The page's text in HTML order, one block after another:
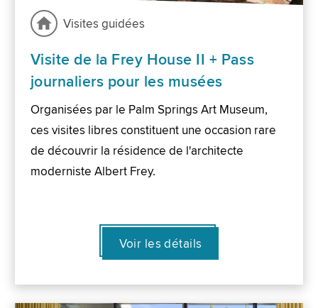
Visites guidées
Visite de la Frey House II + Pass
journaliers pour les musées
Organisées par le Palm Springs Art Museum,
ces visites libres constituent une occasion rare
de découvrir la résidence de l'architecte
moderniste Albert Frey.
Voir les détails